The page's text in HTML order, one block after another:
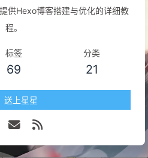
供Hexo博客搭建与优化的详细教
程。
标签
69
分类
21
送上星星